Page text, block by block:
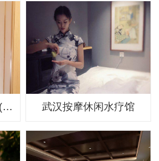
武汉男士桑拿高端会所(推荐) 武汉按摩休闲水疗馆